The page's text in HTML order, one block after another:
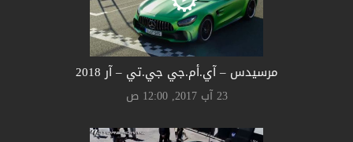
مرسيدس – آي.أم.جي جي.تي – آر 2018
23 آب 2017, 12:00 ص